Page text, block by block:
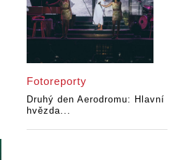
Fotoreporty
Druhý den Aerodromu: Hlavní
hvězda...